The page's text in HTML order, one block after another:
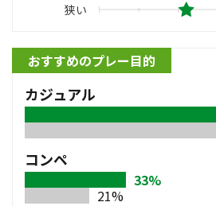
狭い
おすすめのプレー目的
カジュアル
コンペ
33%
21%